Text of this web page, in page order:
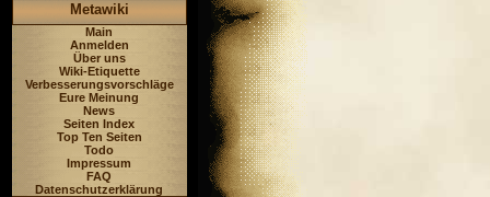
Metawiki
Main
Anmelden
Über uns
Wiki-Etiquette
Verbesserungsvorschläge
Eure Meinung
News
Seiten Index
Top Ten Seiten
Todo
Impressum
FAQ
Datenschutzerklärung